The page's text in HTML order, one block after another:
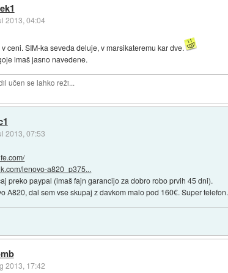
2013, 04:04
ceni. SIM-ka seveda deluje, v marsikateremu kar dve.
imaš jasno navedene.
učen se lahko reži...
2013, 07:53
lenovo-a820_p375...
preko paypal (imaš fajn garancijo za dobro robo prvih 45 dni).
A820, dal sem vse skupaj z davkom malo pod 160€. Super telefon.
2013, 17:42